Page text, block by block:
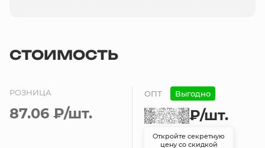
СТОИМОСТЬ
РОЗНИЦА
87.06 ₽/шт.
ОПТ Выгодно
₽/шт.
Откройте секретную
цену со скидкой